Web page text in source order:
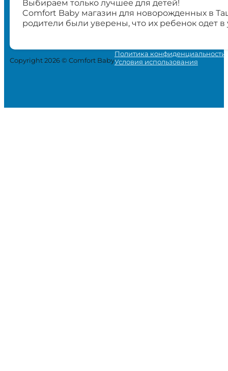
Выбираем только лучшее для детей!
Comfort Baby магазин для новорожденных в
родители были уверены, что их ребенок одет
Copyright 2026 © Comfort Baby
Политика конфиденциальности
Условия использования